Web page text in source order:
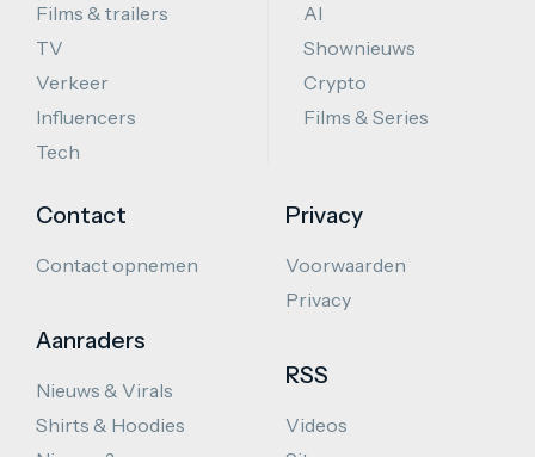
Films & trailers
TV
Verkeer
Influencers
Tech
AI
Shownieuws
Crypto
Films & Series
Contact
Contact opnemen
Aanraders
Nieuws & Virals
Shirts & Hoodies
Privacy
Voorwaarden
Privacy
RSS
Videos